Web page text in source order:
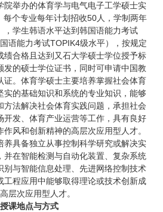
院举办的体育学与电气电子工学硕士实
每个专业每年计划招收50人，学制两年
，学生韩语水平达到韩国语能力考试
语能力考试TOPIK4级水平），按规定
绩合格且达到又石大学硕士学位授予标
发的硕士学位证书，同时可申请中国教
证。体育学硕士主要培养掌握社会体育
实的基础知识和系统的专业知识，能够
方法解决社会体育实践问题，承担社会
开发、体育产业运营等工作，具有良好
风和创新精神的高层次应用型人才。
养具备独立从事控制科学研究或解决实
并在智能检测与自动化装置、复杂系统
别与智能信息处理、先进网络控制技术
工程应用中能够取得理论或技术创新成
层次应用型人才。
授课地点与方式